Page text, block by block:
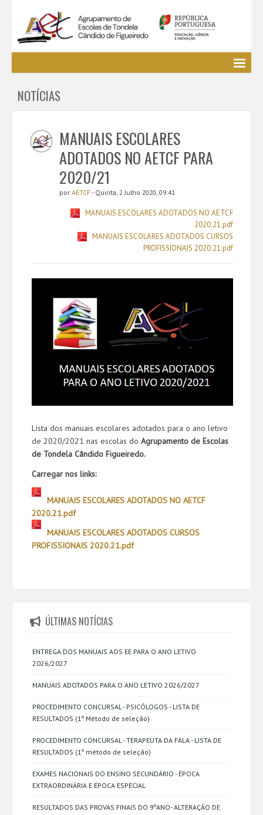
EE / Alunos
Cursos Profissionais
Bibliotecas
Media AETCF
Legislação
NOTÍCIAS
MANUAIS ESCOLARES
ADOTADOS NO AETCF PARA
2020/21
por AETCF- Quinta, 2 Julho 2020, 09:41
MANUAIS ESCOLARES ADOTADOS NO AETCF
2020.21.pdf
MANUAIS ESCOLARES ADOTADOS CURSOS
PROFISSIONAIS 2020.21.pdf
Lista dos manuais escolares adotados para o ano letivo
de 2020/2021 nas escolas do Agrupamento de Escolas
de Tondela Cândido Figueiredo.
Carregar nos links:
MANUAIS ESCOLARES ADOTADOS NO AETCF
2020.21.pdf
MANUAIS ESCOLARES ADOTADOS CURSOS
PROFISSIONAIS 2020.21.pdf
ÚLTIMAS NOTÍCIAS
ENTREGA DOS MANUAIS AOS EE PARA O ANO LETIVO
2026/2027
MANUAIS ADOTADOS PARA O ANO LETIVO 2026/2027
PROCEDIMENTO CONCURSAL - PSICÓLOGOS - LISTA DE
RESULTADOS (1º Método de seleção)
PROCEDIMENTO CONCURSAL - TERAPEUTA DA FALA - LISTA DE
RESULTADOS (1º método de seleção)
EXAMES NACIONAIS DO ENSINO SECUNDÁRIO - ÉPOCA
EXTRAORDINÁRIA E ÉPOCA ESPECIAL
RESULTADOS DAS PROVAS FINAIS DO 9ºANO- ALTERAÇÃO DE